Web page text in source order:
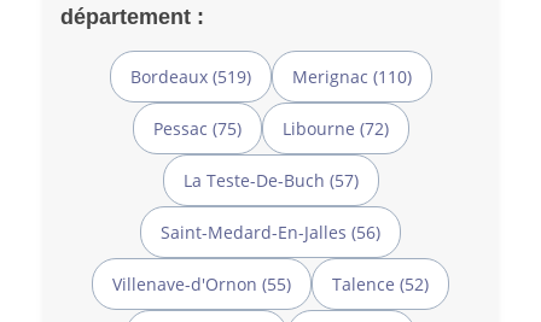
département :
Bordeaux (519) Merignac (110)
Pessac (75) Libourne (72)
La Teste-De-Buch (57)
Saint-Medard-En-Jalles (56)
Villenave-d'Ornon (55) Talence (52)